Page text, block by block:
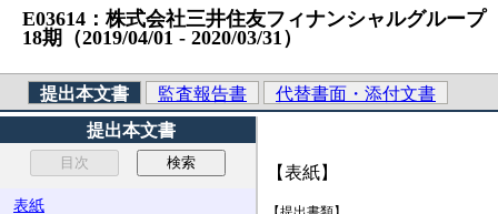
E03614：株式会社三井住友フィナンシャルグルー
18期（2019/04/01 ‐ 2020/03/31）
提出本文書 監査報告書
代替書面・添付文書
提出本文書